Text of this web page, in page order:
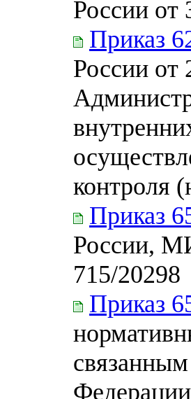
России от
Приказ
России
контроля
Приказ
России,
715/20298
Приказ